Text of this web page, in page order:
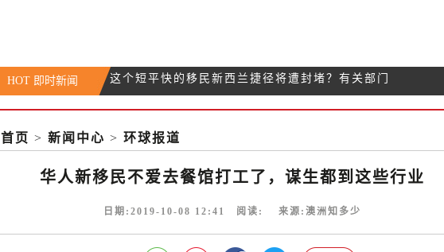
HOT 即时新闻
传说中400纽币一天的这种工作 真实状态是…
了”！
班
这个短平快的移民新西兰捷径将遭封堵？有关部门
说……
首页 > 新闻中心 > 环球报道
华人新移民不爱去餐馆打工了，谋生都到这些行业
日期:2019-10-08 12:41 阅读: 来源:澳洲知多少